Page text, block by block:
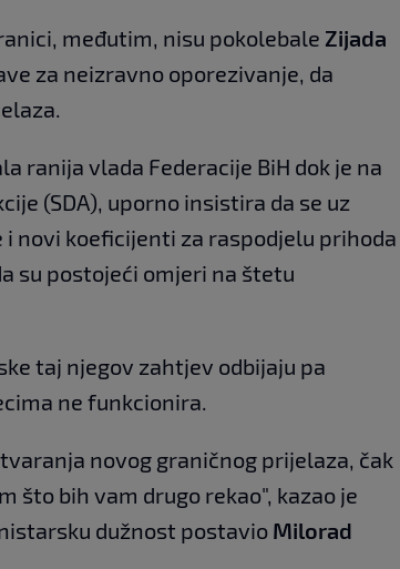
međutim, nisu pokolebale Zijada
za neizravno oporezivanje, da
ranija vlada Federacije BiH dok je na
(SDA), uporno insistira da se uz
novi koeficijenti za raspodjelu prihoda
su postojeći omjeri na štetu
taj njegov zahtjev odbijaju pa
ne funkcionira.
novog graničnog prijelaza, čak
što bih vam drugo rekao", kazao je
dužnost postavio Milorad